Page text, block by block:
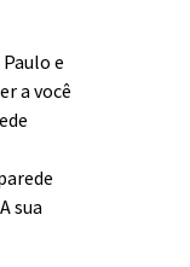
e
a você
sua